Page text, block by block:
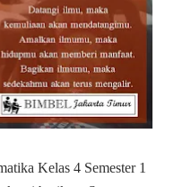
Kelas 4 Semester 1